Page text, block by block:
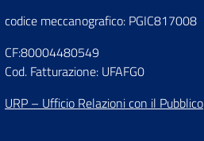
codice meccanografico: PGIC817008
CF:80004480549
Cod. Fatturazione: UFAFG0
URP – Ufficio Relazioni con il Pubblico